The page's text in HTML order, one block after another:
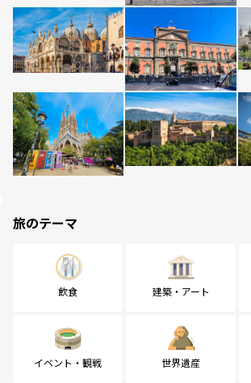
旅のテーマ
飲食 建築・アート
イベント・観戦 世界遺産